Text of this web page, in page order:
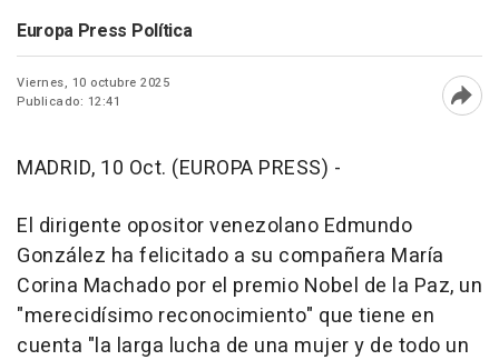
Europa Press Política
Viernes, 10 octubre 2025
Publicado: 12:41
MADRID, 10 Oct. (EUROPA PRESS) -
El dirigente opositor venezolano Edmundo
González ha felicitado a su compañera María
Corina Machado por el premio Nobel de la Paz, un
"merecidísimo reconocimiento" que tiene en
cuenta "la larga lucha de una mujer y de todo un